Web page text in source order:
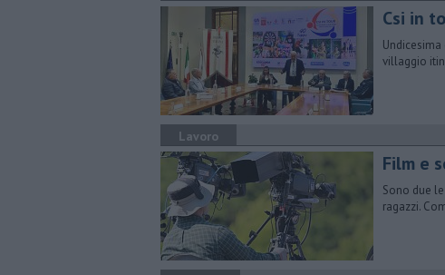
Csi in
villaggio
Lavoro
Film e
Sono due
ragazzi.